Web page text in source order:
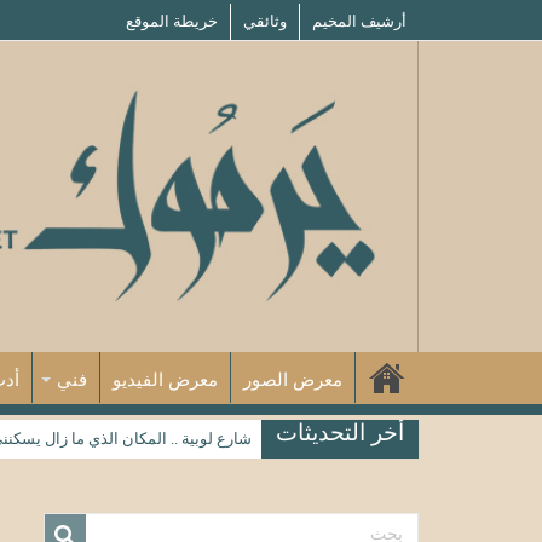
أرشيف المخيم وثائقي خريطة الموقع
معرض الصور معرض الفيديو فني
أخر التحديثات شارع لوبية .. المكان الذي ما زال